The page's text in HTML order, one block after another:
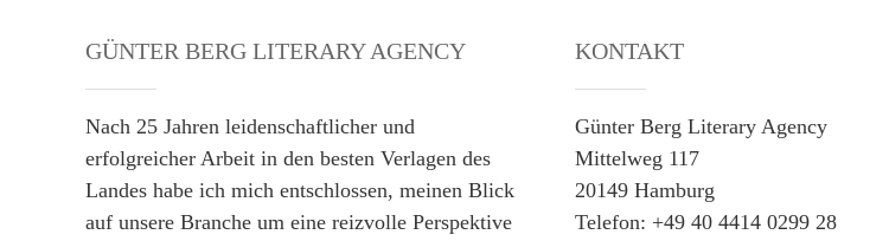
GÜNTER BERG LITERARY AGENCY
Nach 25 Jahren leidenschaftlicher und
erfolgreicher Arbeit in den besten Verlagen des
Landes habe ich mich entschlossen, meinen Blick
auf unsere Branche um eine reizvolle Perspektive
KONTAKT
Günter Berg Literary Agency
Mittelweg 117
20149 Hamburg
Telefon: +49 40 4414 0299 28